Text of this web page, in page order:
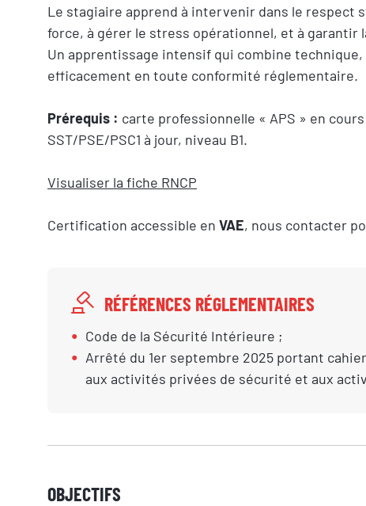
Le stagiaire apprend à intervenir dans le respect
force, à gérer le stress opérationnel, et à
Un apprentissage intensif qui combine
efficacement en toute conformité réglementaire.
Prérequis : carte professionnelle « APS » en
SST/PSE/PSC1 à jour, niveau B1.
Visualiser la fiche RNCP
Certification accessible en VAE, nous contacter
RÉFÉRENCES RÉGLEMENTAIRES
Code de la Sécurité Intérieure ;
Arrêté du 1er septembre 2025 portant
aux activités privées de sécurité et aux
OBJECTIFS
Vous êtes